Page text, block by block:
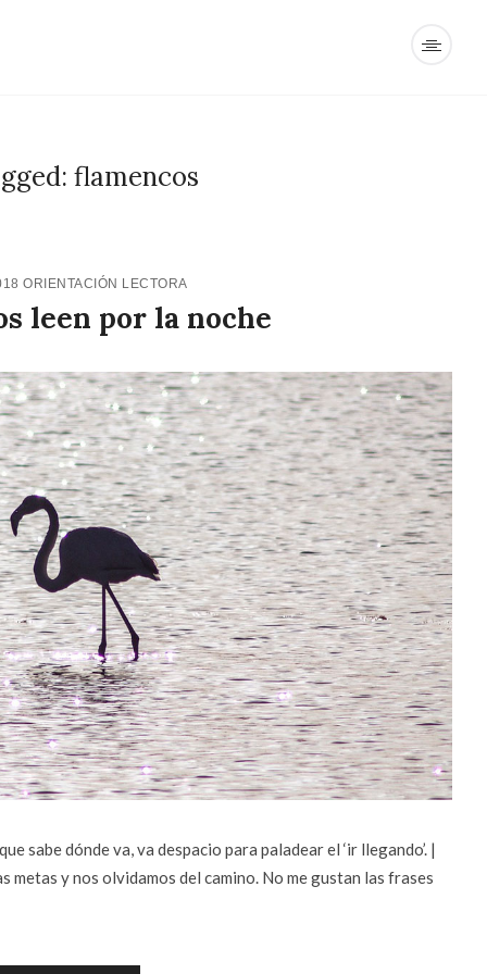
flamencos
ORIENTACIÓN LECTORA
leen por la noche
sabe dónde va, va despacio para paladear el ‘ir llegando’. |
metas y nos olvidamos del camino. No me gustan las frases